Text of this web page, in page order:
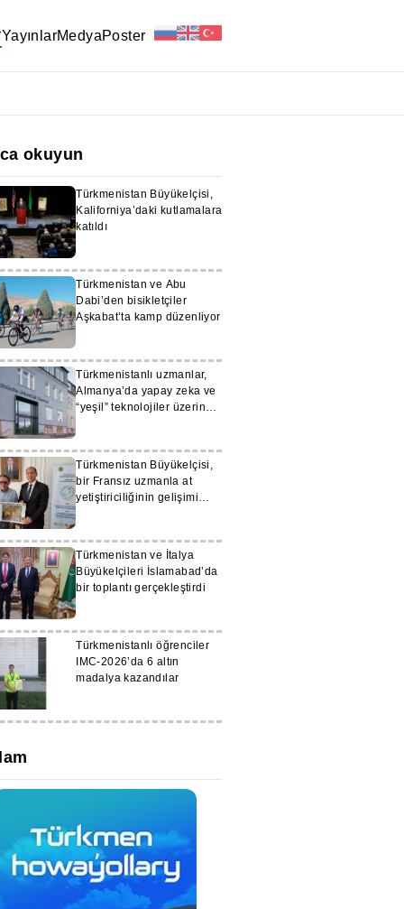
YayınlarMedyaPoster
okuyun
Türkmenistan Büyükelçisi,
Kaliforniya’daki kutlamalara
katıldı
Türkmenistan ve Abu
Dabi’den bisikletçiler
Aşkabat’ta kamp düzenliyor
Türkmenistanlı uzmanlar,
Almanya’da yapay zeka ve
“yeşil” teknolojiler üzerine
Türkmenistan Büyükelçisi,
bir Fransız uzmanla at
yetiştiriciliğinin gelişimi
Türkmenistan ve İtalya
Büyükelçileri İslamabad’da
bir toplantı gerçekleştirdi
Türkmenistanlı öğrenciler
IMC-2026’da 6 altın
madalya kazandılar